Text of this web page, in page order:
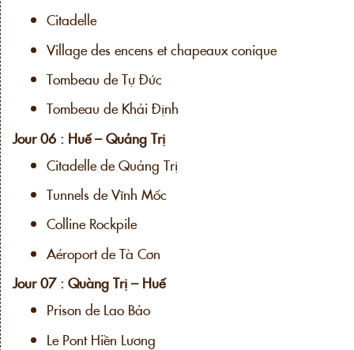
Citadelle
Village des encens et chapeaux conique
Tombeau de Tự Đức
Tombeau de Khải Định
Jour 06 : Huế – Quảng Trị
Citadelle de Quảng Trị
Tunnels de Vĩnh Mốc
Colline Rockpile
Aéroport de Tà Cơn
Jour 07 : Quàng Trị – Huế
Prison de Lao Bảo
Le Pont Hiền Lương